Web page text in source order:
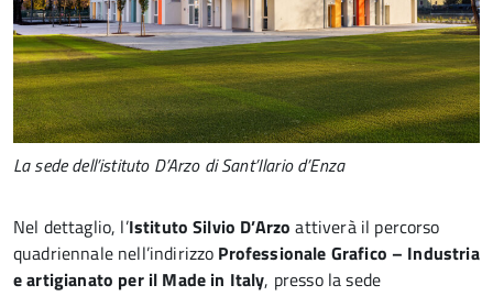
La sede dell’istituto D’Arzo di Sant’Ilario d’Enza
Nel dettaglio, l’Istituto Silvio D’Arzo attiverà il percorso
quadriennale nell’indirizzo Professionale Grafico – Industria
e artigianato per il Made in Italy, presso la sede